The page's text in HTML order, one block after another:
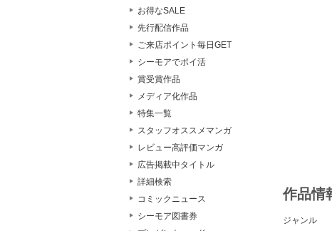
お得なSALE
先行配信作品
ご来店ポイント毎日GET
シーモアでポイ活
賞受賞作品
メディア化作品
特集一覧
スタッフオススメマンガ
レビュー高評価マンガ
広告掲載中タイトル
詳細検索
コミックニュース
シーモア図書券
作品情
ジャンル